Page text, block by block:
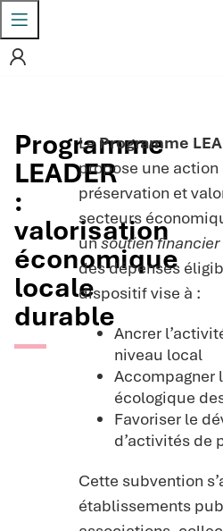
Programme
LEADER
:
valorisation
économique
locale
durable
LeProgramme
propose une action
préservation et
secteurs
unsoutien financier
des dépenses
dispositif vise à :
Ancrer
niveau local
Accompagner
écologique
Favoriser le
d’activités de
Cette subvention
établissements